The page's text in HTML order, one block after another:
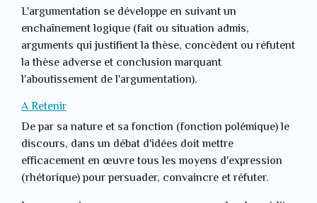
L'argumentation se développe en suivant un
enchaînement logique (fait ou situation admis,
arguments qui justifient la thèse, concèdent ou réfutent
la thèse adverse et conclusion marquant
l'aboutissement de l'argumentation).
A Retenir
De par sa nature et sa fonction (fonction polémique) le
discours, dans un débat d'idées doit mettre
efficacement en œuvre tous les moyens d'expression
(rhétorique) pour persuader, convaincre et réfuter.